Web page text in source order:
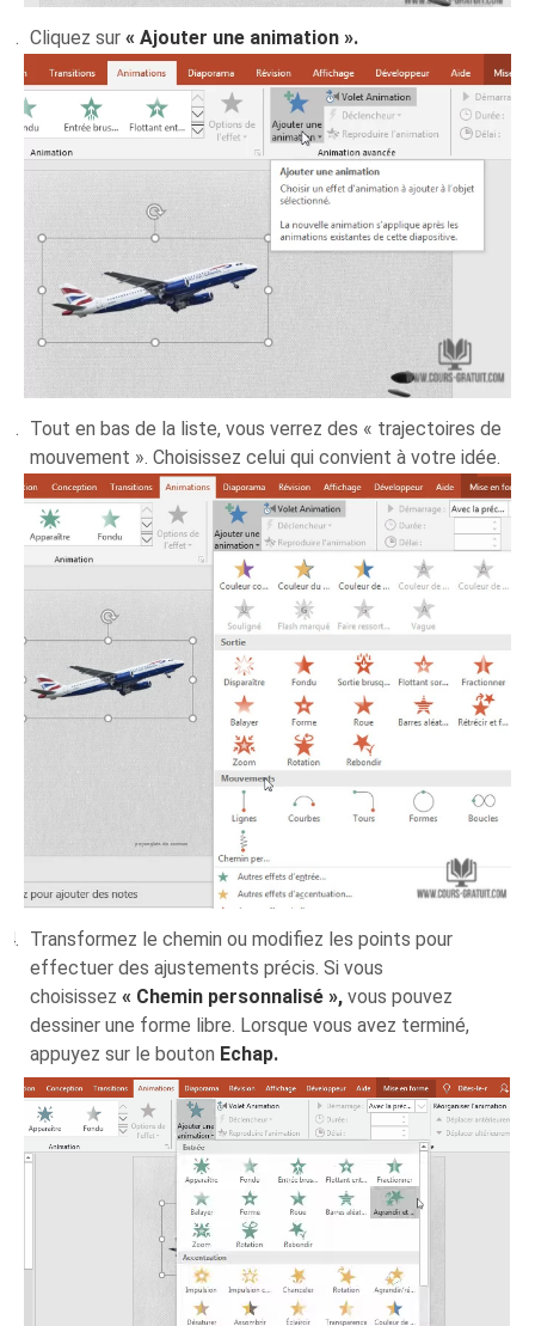
Cliquez sur« Ajouter une animation ».
Tout en bas de la liste, vous verrez des « trajectoires de
mouvement ». Choisissez celui qui convient à votre idée.
Transformez le chemin ou modifiez les points pour
effectuer des ajustements précis. Si vous
choisissez« Chemin personnalisé », vous pouvez
dessiner une forme libre. Lorsque vous avez terminé,
appuyez sur le bouton Echap.